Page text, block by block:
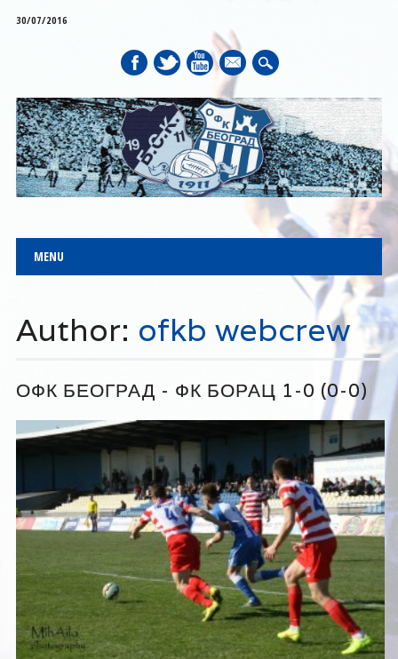
30/07/2016
mail
Main menu
MENU
Author: ofkb webcrew
ОФК БЕОГРАД - ФК БОРАЦ 1-0 (0-0)